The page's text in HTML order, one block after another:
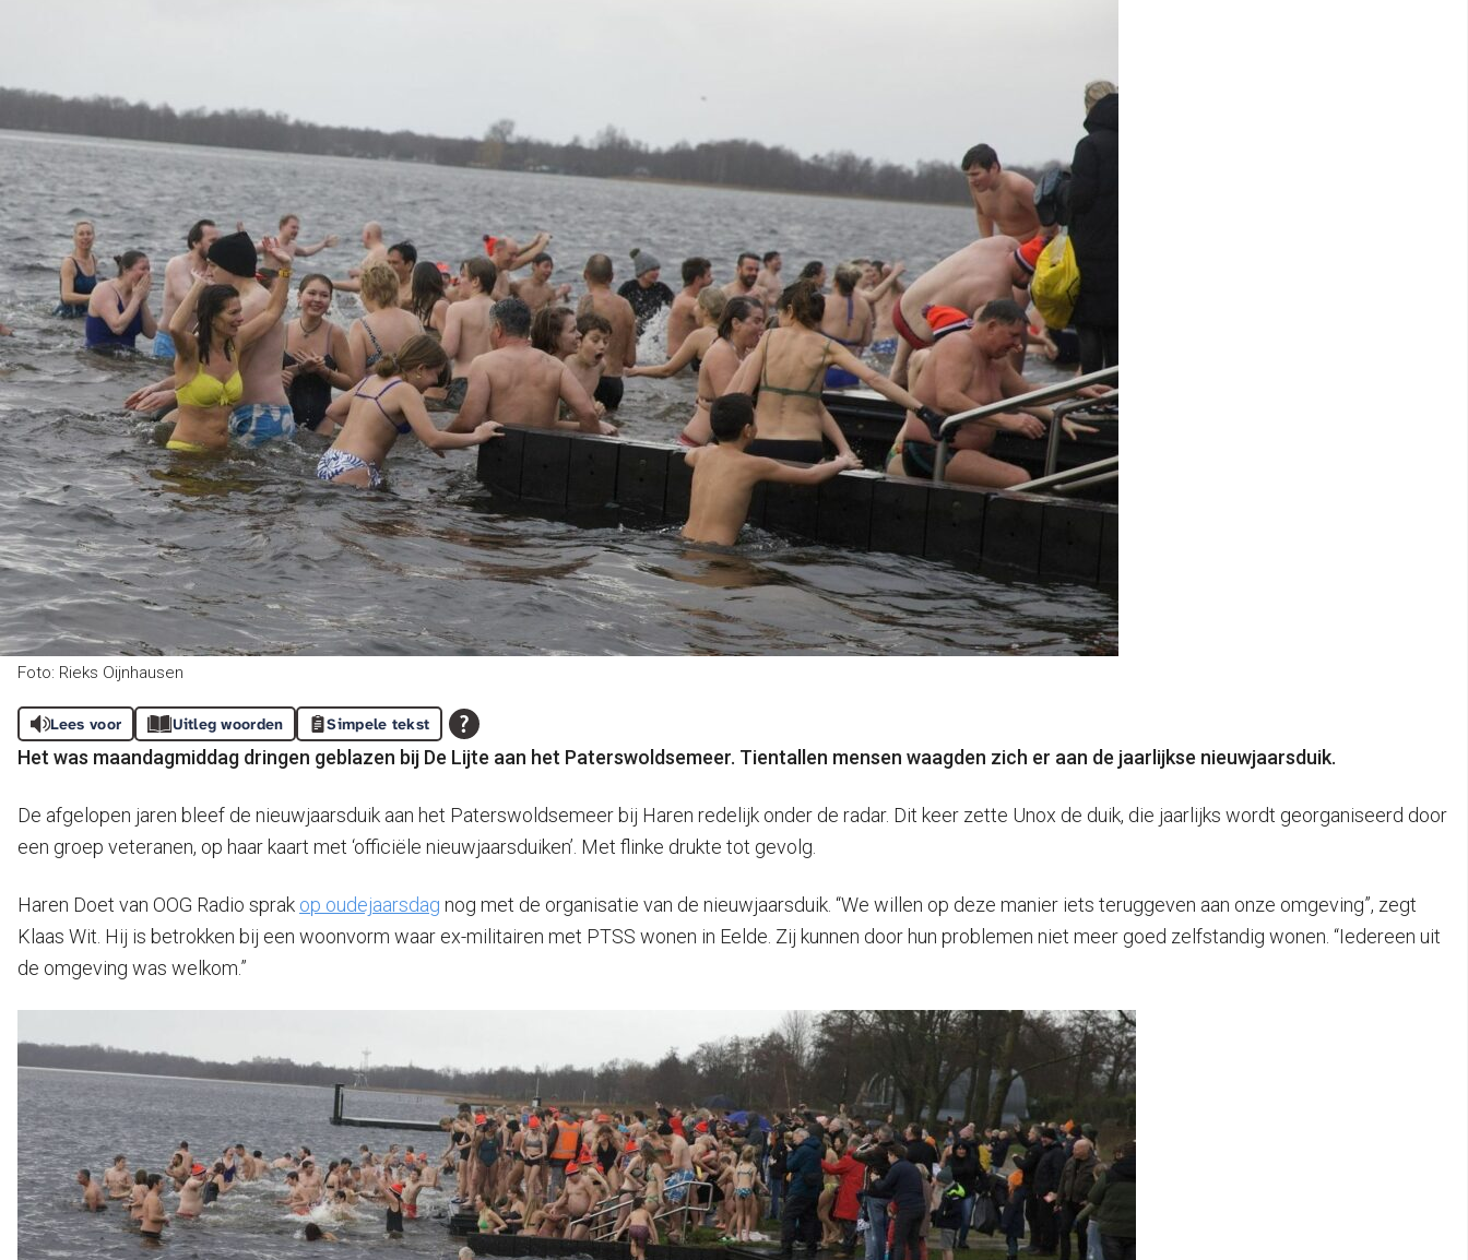
Foto: Rieks Oijnhausen
Lees voor Uitleg woorden Simpele tekst
Het was maandagmiddag dringen geblazen bij De Lijte aan het Paterswoldsemeer. Tientallen mensen waagden zich er aan de jaarlijkse nieuwjaarsduik.
De afgelopen jaren bleef de nieuwjaarsduik aan het Paterswoldsemeer bij Haren redelijk onder de radar. Dit keer zette Unox de duik, die jaarlijks wordt georganiseerd door
een groep veteranen, op haar kaart met ‘officiële nieuwjaarsduiken’. Met flinke drukte tot gevolg.
Haren Doet van OOG Radio sprak op oudejaarsdag nog met de organisatie van de nieuwjaarsduik. “We willen op deze manier iets teruggeven aan onze omgeving”, zegt
Klaas Wit. Hij is betrokken bij een woonvorm waar ex-militairen met PTSS wonen in Eelde. Zij kunnen door hun problemen niet meer goed zelfstandig wonen. “Iedereen uit
de omgeving was welkom.”